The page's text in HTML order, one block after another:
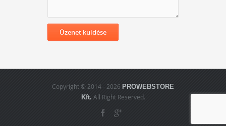
Copyright © 2014 - 2026 PROWEBSTORE
Kft. All Right Reserved.